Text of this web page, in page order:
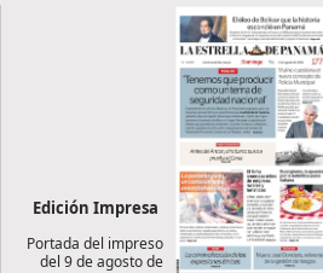
Edición Impresa
Portada del impreso
del 9 de agosto de